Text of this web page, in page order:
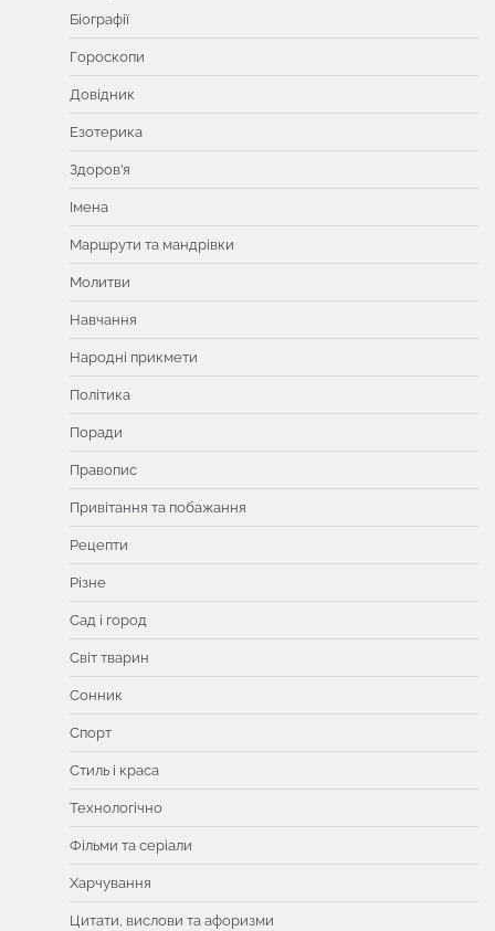
Біографії
Гороскопи
Довідник
Езотерика
Здоров’я
Імена
Маршрути та мандрівки
Молитви
Навчання
Народні прикмети
Політика
Поради
Правопис
Привітання та побажання
Рецепти
Різне
Сад і город
Світ тварин
Сонник
Спорт
Стиль і краса
Технологічно
Фільми та серіали
Харчування
Цитати, вислови та афоризми